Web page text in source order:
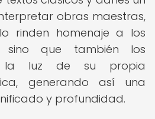
obras maestras,
rinden homenaje a los
sino que también los
la luz de su propia
generando así una
y profundidad.